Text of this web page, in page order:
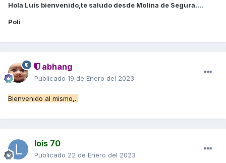
Hola Luis bienvenido,te saludo desde Molina de Segura....
Poli
abhang
Publicado 19 de Enero del 2023
Bienvenido al mismo,.
lois 70
Publicado 22 de Enero del 2023